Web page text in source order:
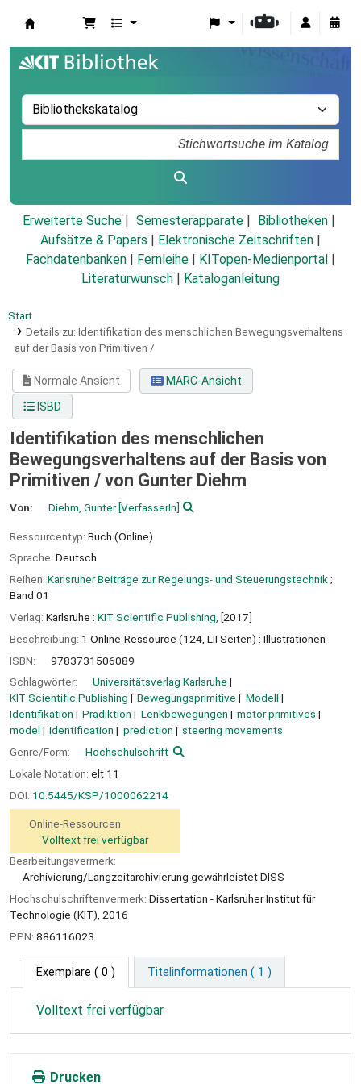
Erweiterte Suche Semesterapparate
Bibliotheken
Aufsätze & Papers
Elektronische Zeitschriften
Fachdatenbanken
Fernleihe KITopen-Medienportal
Literaturwunsch
Kataloganleitung
Start
Details zu: Identifikation des menschlichen Bewegungsverhaltens
auf der Basis von Primitiven /
Normale Ansicht
MARC-Ansicht
ISBD
Identifikation des menschlichen
Bewegungsverhaltens auf der Basis von
Primitiven / von Gunter Diehm
Von: Diehm, Gunter[VerfasserIn]
Ressourcentyp: Buch (Online)
Sprache: Deutsch
Reihen: Karlsruher Beiträge zur Regelungs- und Steuerungstechnik ;
Band 01
Verlag: Karlsruhe : KIT Scientific Publishing, [2017]
Beschreibung: 1 Online-Ressource (124, LII Seiten) : Illustrationen
ISBN:
9783731506089
Schlagwörter:
Universitätsverlag Karlsruhe
KIT Scientific Publishing
Bewegungsprimitive
Modell
Identifikation
Prädiktion Lenkbewegungen
motor primitives
model
identification prediction
steering movements
Genre/Form:
Hochschulschrift
Lokale Notation: elt 11
DOI: 10.5445/KSP/1000062214
Online-Ressourcen:
Volltext frei verfügbar
Bearbeitungsvermerk:
Archivierung/Langzeitarchivierung gewährleistet DISS
Hochschulschriftenvermerk: Dissertation - Karlsruher Institut für
Technologie (KIT), 2016
PPN: 886116023
Exemplare ( 0 ) Titelinformationen ( 1 )
Volltext frei verfügbar
Drucken